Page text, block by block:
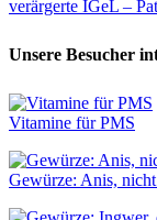
verärgerte IGeL –
Unsere Besucher
Vitamine für PMS
Gewürze: Anis,